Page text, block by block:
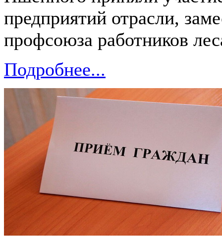
предприятий отрасли,
профсоюза работников
Подробнее...